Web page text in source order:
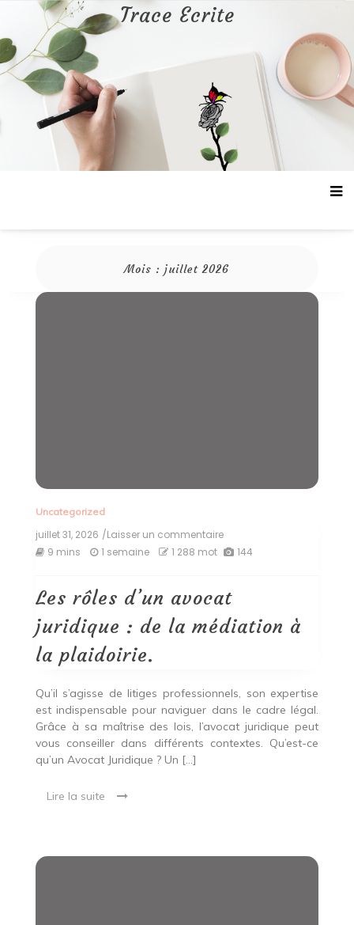
contenu
Trace Ecrite
Mois :juillet 2026
Uncategorized
juillet 31, 2026 /Laisser un commentaireon
Les
avocat
juridique
de
la
plaidoirie.
9 mins 1 semaine 1 288 mot 144
Les rôles d’un avocat
juridique : de la médiation à
la plaidoirie.
Qu’il s’agisse de litiges professionnels, son expertise
est indispensable pour naviguer dans le cadre légal.
Grâce à sa maîtrise des lois, l’avocat juridique peut
vous conseiller dans différents contextes. Qu’est-ce
qu’un Avocat Juridique ? Un […]
Lire la suite